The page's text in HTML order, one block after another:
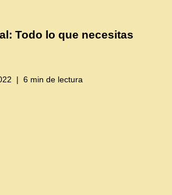
Todo lo que necesitas
6 min de lectura